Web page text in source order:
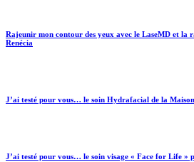
Rajeunir mon contour des yeux avec le LaseMD et la
Renécia
J’ai testé pour vous… le soin Hydrafacial de la
J’ai testé pour vous… le soin visage « Face for Life »